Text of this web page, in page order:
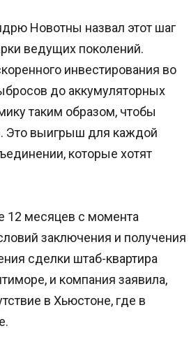
Новотны назвал этот шаг
ведущих поколений.
инвестирования во
до аккумуляторных
таким образом, чтобы
Это выигрыш для каждой
которые хотят
12 месяцев с момента
заключения и получения
сделки штаб-квартира
и компания заявила,
в Хьюстоне, где в